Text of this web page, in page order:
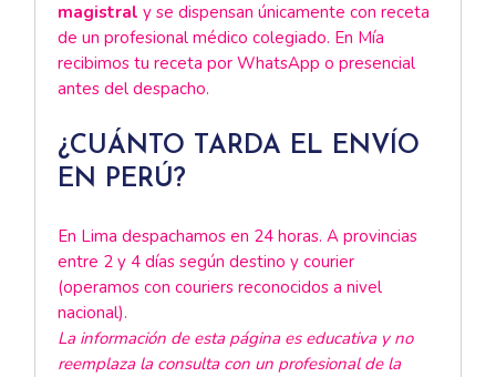
magistral y se dispensan únicamente con receta
de un profesional médico colegiado. En Mía
recibimos tu receta por WhatsApp o presencial
antes del despacho.
¿CUÁNTO TARDA EL ENVÍO
EN PERÚ?
En Lima despachamos en 24 horas. A provincias
entre 2 y 4 días según destino y courier
(operamos con couriers reconocidos a nivel
nacional).
La información de esta página es educativa y no
reemplaza la consulta con un profesional de la